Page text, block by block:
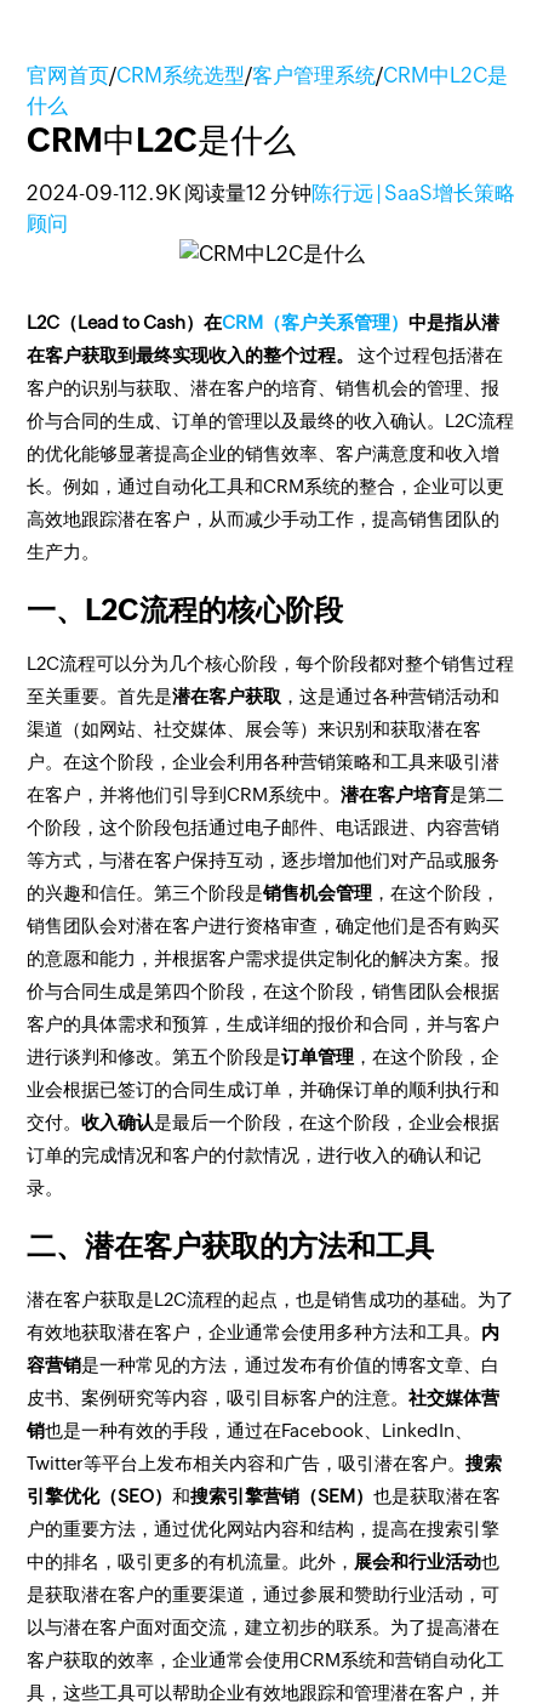
官网首页/CRM系统选型/客户管理系统/CRM中L2C是
什么
CRM中L2C是什么
2024-09-112.9K 阅读量12 分钟陈行远 | SaaS增长策略
顾问
L2C（Lead to Cash）在CRM（客户关系管理）中是指从潜
在客户获取到最终实现收入的整个过程。
这个过程包括潜在
客户的识别与获取、潜在客户的培育、销售机会的管理、报
价与合同的生成、订单的管理以及最终的收入确认。L2C流程
的优化能够显著提高企业的销售效率、客户满意度和收入增
长。例如，通过自动化工具和CRM系统的整合，企业可以更
高效地跟踪潜在客户，从而减少手动工作，提高销售团队的
生产力。
一、L2C流程的核心阶段
L2C流程可以分为几个核心阶段，每个阶段都对整个销售过程
至关重要。首先是潜在客户获取 ，这是通过各种营销活动和
渠道（如网站、社交媒体、展会等）来识别和获取潜在客
户。在这个阶段，企业会利用各种营销策略和工具来吸引潜
在客户，并将他们引导到CRM系统中。潜在客户培育是第二
个阶段，这个阶段包括通过电子邮件、电话跟进、内容营销
等方式，与潜在客户保持互动，逐步增加他们对产品或服务
的兴趣和信任。第三个阶段是销售机会管理 ，在这个阶段，
销售团队会对潜在客户进行资格审查，确定他们是否有购买
的意愿和能力，并根据客户需求提供定制化的解决方案。报
价与合同生成是第四个阶段，在这个阶段，销售团队会根据
客户的具体需求和预算，生成详细的报价和合同，并与客户
进行谈判和修改。第五个阶段是订单管理 ，在这个阶段，企
业会根据已签订的合同生成订单，并确保订单的顺利执行和
交付。收入确认是最后一个阶段，在这个阶段，企业会根据
订单的完成情况和客户的付款情况，进行收入的确认和记
录。
二、潜在客户获取的方法和工具
潜在客户获取是L2C流程的起点，也是销售成功的基础。为了
有效地获取潜在客户，企业通常会使用多种方法和工具。 内
容营销是一种常见的方法，通过发布有价值的博客文章、白
皮书、案例研究等内容，吸引目标客户的注意。社交媒体营
销也是一种有效的手段，通过在Facebook、LinkedIn、
Twitter等平台上发布相关内容和广告，吸引潜在客户。搜索
引擎优化（SEO）和搜索引擎营销（SEM）也是获取潜在客
户的重要方法，通过优化网站内容和结构，提高在搜索引擎
中的排名，吸引更多的有机流量。此外， 展会和行业活动也
是获取潜在客户的重要渠道，通过参展和赞助行业活动，可
以与潜在客户面对面交流，建立初步的联系。为了提高潜在
客户获取的效率，企业通常会使用CRM系统和营销自动化工
具，这些工具可以帮助企业有效地跟踪和管理潜在客户，并